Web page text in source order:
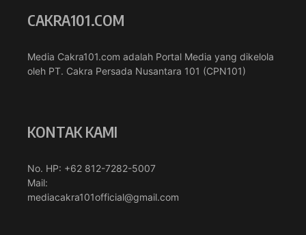
CAKRA101.COM
Media Cakra101.com adalah Portal Media yang dikelola
oleh PT. Cakra Persada Nusantara 101 (CPN101)
KONTAK KAMI
No. HP: +62 812-7282-5007
Mail:
mediacakra101official@gmail.com